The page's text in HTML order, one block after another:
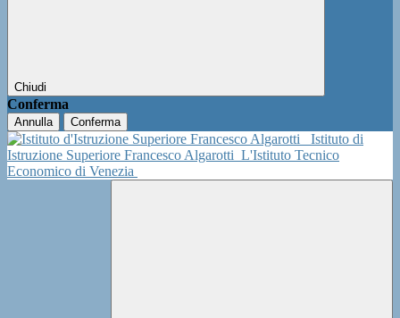
Chiudi
Conferma
Annulla Conferma
Istituto di
Istruzione Superiore Francesco Algarotti L'Istituto Tecnico
Economico di Venezia